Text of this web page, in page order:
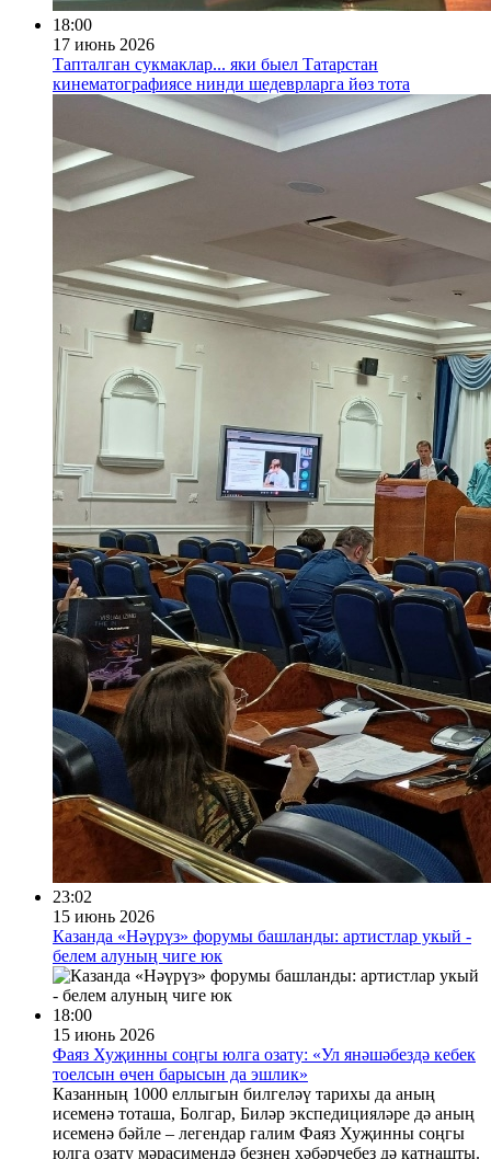
18:00
17 июнь 2026
Тапталган сукмаклар... яки быел Татарстан
кинематографиясе нинди шедеврларга йөз тота
23:02
15 июнь 2026
Казанда «Нәүрүз» форумы башланды: артистлар укый -
белем алуның чиге юк
18:00
15 июнь 2026
Фаяз Хуҗинны соңгы юлга озату: «Ул янәшәбездә кебек
тоелсын өчен барысын да эшлик»
Казанның 1000 еллыгын билгеләү тарихы да аның
исеменә тоташа, Болгар, Биләр экспедицияләре дә аның
исеменә бәйле – легендар галим Фаяз Хуҗинны соңгы
юлга озату мәрасимендә безнең хәбәрчебез дә катнашты.